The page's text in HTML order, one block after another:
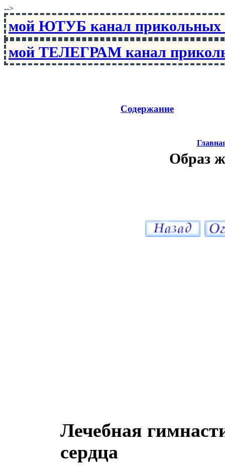
-->
мой ЮТУБ канал
мой ТЕЛЕГРАМ канал
Содержание
Образ
Лечебная
сердца